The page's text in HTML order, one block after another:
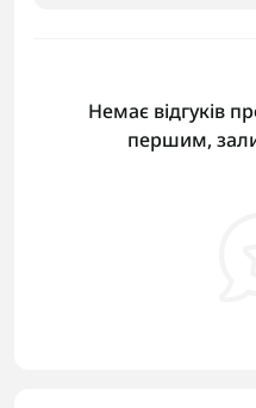
Немає відгуків
першим,